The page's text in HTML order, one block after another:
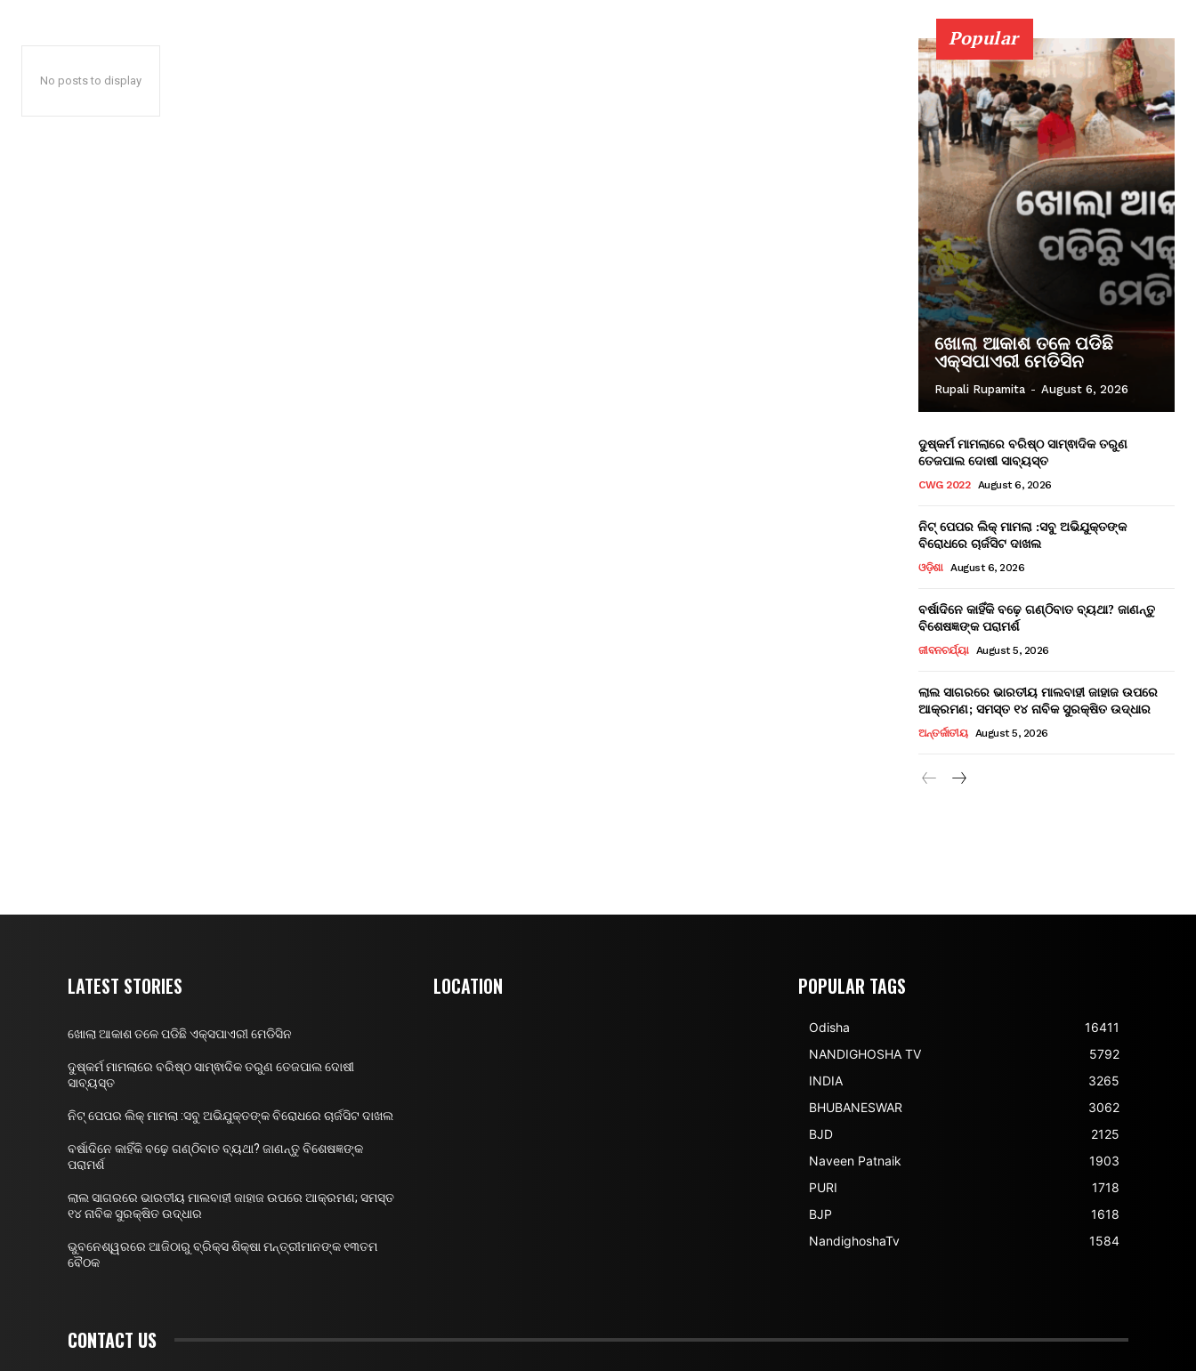
No posts to display
Popular
ଖୋଲା ଆକାଶ ତଳେ ପଡିଛି
ଏକ୍ସପାଏରୀ ମେଡିସିନ
Rupali Rupamita - August 6, 2026
ଦୁଷ୍କର୍ମ ମାମଲାରେ ବରିଷ୍ଠ ସାମ୍ଵାଦିକ ତରୁଣ
ତେଜପାଲ ଦୋଷୀ ସାବ୍ୟସ୍ତ
CWG 2022 August 6, 2026
ନିଟ୍ ପେପର ଲିକ୍ ମାମଲା :ସବୁ ଅଭିଯୁକ୍ତଙ୍କ
ବିରୋଧରେ ଚାର୍ଜସିଟ ଦାଖଲ
ଓଡ଼ିଶା August 6, 2026
ବର୍ଷାଦିନେ କାହିଁକି ବଢ଼େ ଗଣ୍ଠିବାତ ବ୍ୟଥା? ଜାଣନ୍ତୁ
ବିଶେଷଜ୍ଞଙ୍କ ପରାମର୍ଶ
ଜୀବନଚର୍ଯ୍ୟା August 5, 2026
ଲାଲ ସାଗରରେ ଭାରତୀୟ ମାଲବାହୀ ଜାହାଜ ଉପରେ
ଆକ୍ରମଣ; ସମସ୍ତ ୧୪ ନାବିକ ସୁରକ୍ଷିତ ଉଦ୍ଧାର
ଅନ୍ତର୍ଜାତୀୟ August 5, 2026
LATEST STORIES
ଖୋଲା ଆକାଶ ତଳେ ପଡିଛି ଏକ୍ସପାଏରୀ ମେଡିସିନ
ଦୁଷ୍କର୍ମ ମାମଲାରେ ବରିଷ୍ଠ ସାମ୍ଵାଦିକ ତରୁଣ ତେଜପାଲ ଦୋଷୀ
ସାବ୍ୟସ୍ତ
ନିଟ୍ ପେପର ଲିକ୍ ମାମଲା :ସବୁ ଅଭିଯୁକ୍ତଙ୍କ ବିରୋଧରେ ଚାର୍ଜସିଟ ଦାଖଲ
ବର୍ଷାଦିନେ କାହିଁକି ବଢ଼େ ଗଣ୍ଠିବାତ ବ୍ୟଥା? ଜାଣନ୍ତୁ ବିଶେଷଜ୍ଞଙ୍କ
ପରାମର୍ଶ
ଲାଲ ସାଗରରେ ଭାରତୀୟ ମାଲବାହୀ ଜାହାଜ ଉପରେ ଆକ୍ରମଣ; ସମସ୍ତ
୧୪ ନାବିକ ସୁରକ୍ଷିତ ଉଦ୍ଧାର
ଭୁବନେଶ୍ୱରରେ ଆଜିଠାରୁ ବ୍ରିକ୍ସ ଶିକ୍ଷା ମନ୍ତ୍ରୀମାନଙ୍କ ୧୩ତମ
ବୈଠକ
LOCATION POPULAR TAGS
Odisha
16411
NANDIGHOSHA TV
5792
INDIA
3265
BHUBANESWAR
3062
BJD
2125
Naveen Patnaik
1903
PURI
1718
BJP
1618
NandighoshaTv
1584
CONTACT US